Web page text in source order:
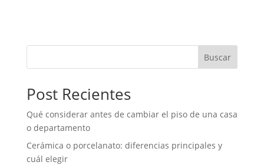
Buscar
Post Recientes
Qué considerar antes de cambiar el piso de una casa
o departamento
Cerámica o porcelanato: diferencias principales y
cuál elegir